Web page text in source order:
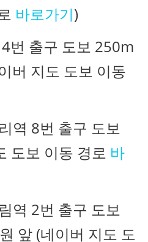
바로가기)
번 출구 도보 250m
버 지도 도보 이동
역 8번 출구 도보
도보 이동 경로 바
역 2번 출구 도보
앞 (네이버 지도 도